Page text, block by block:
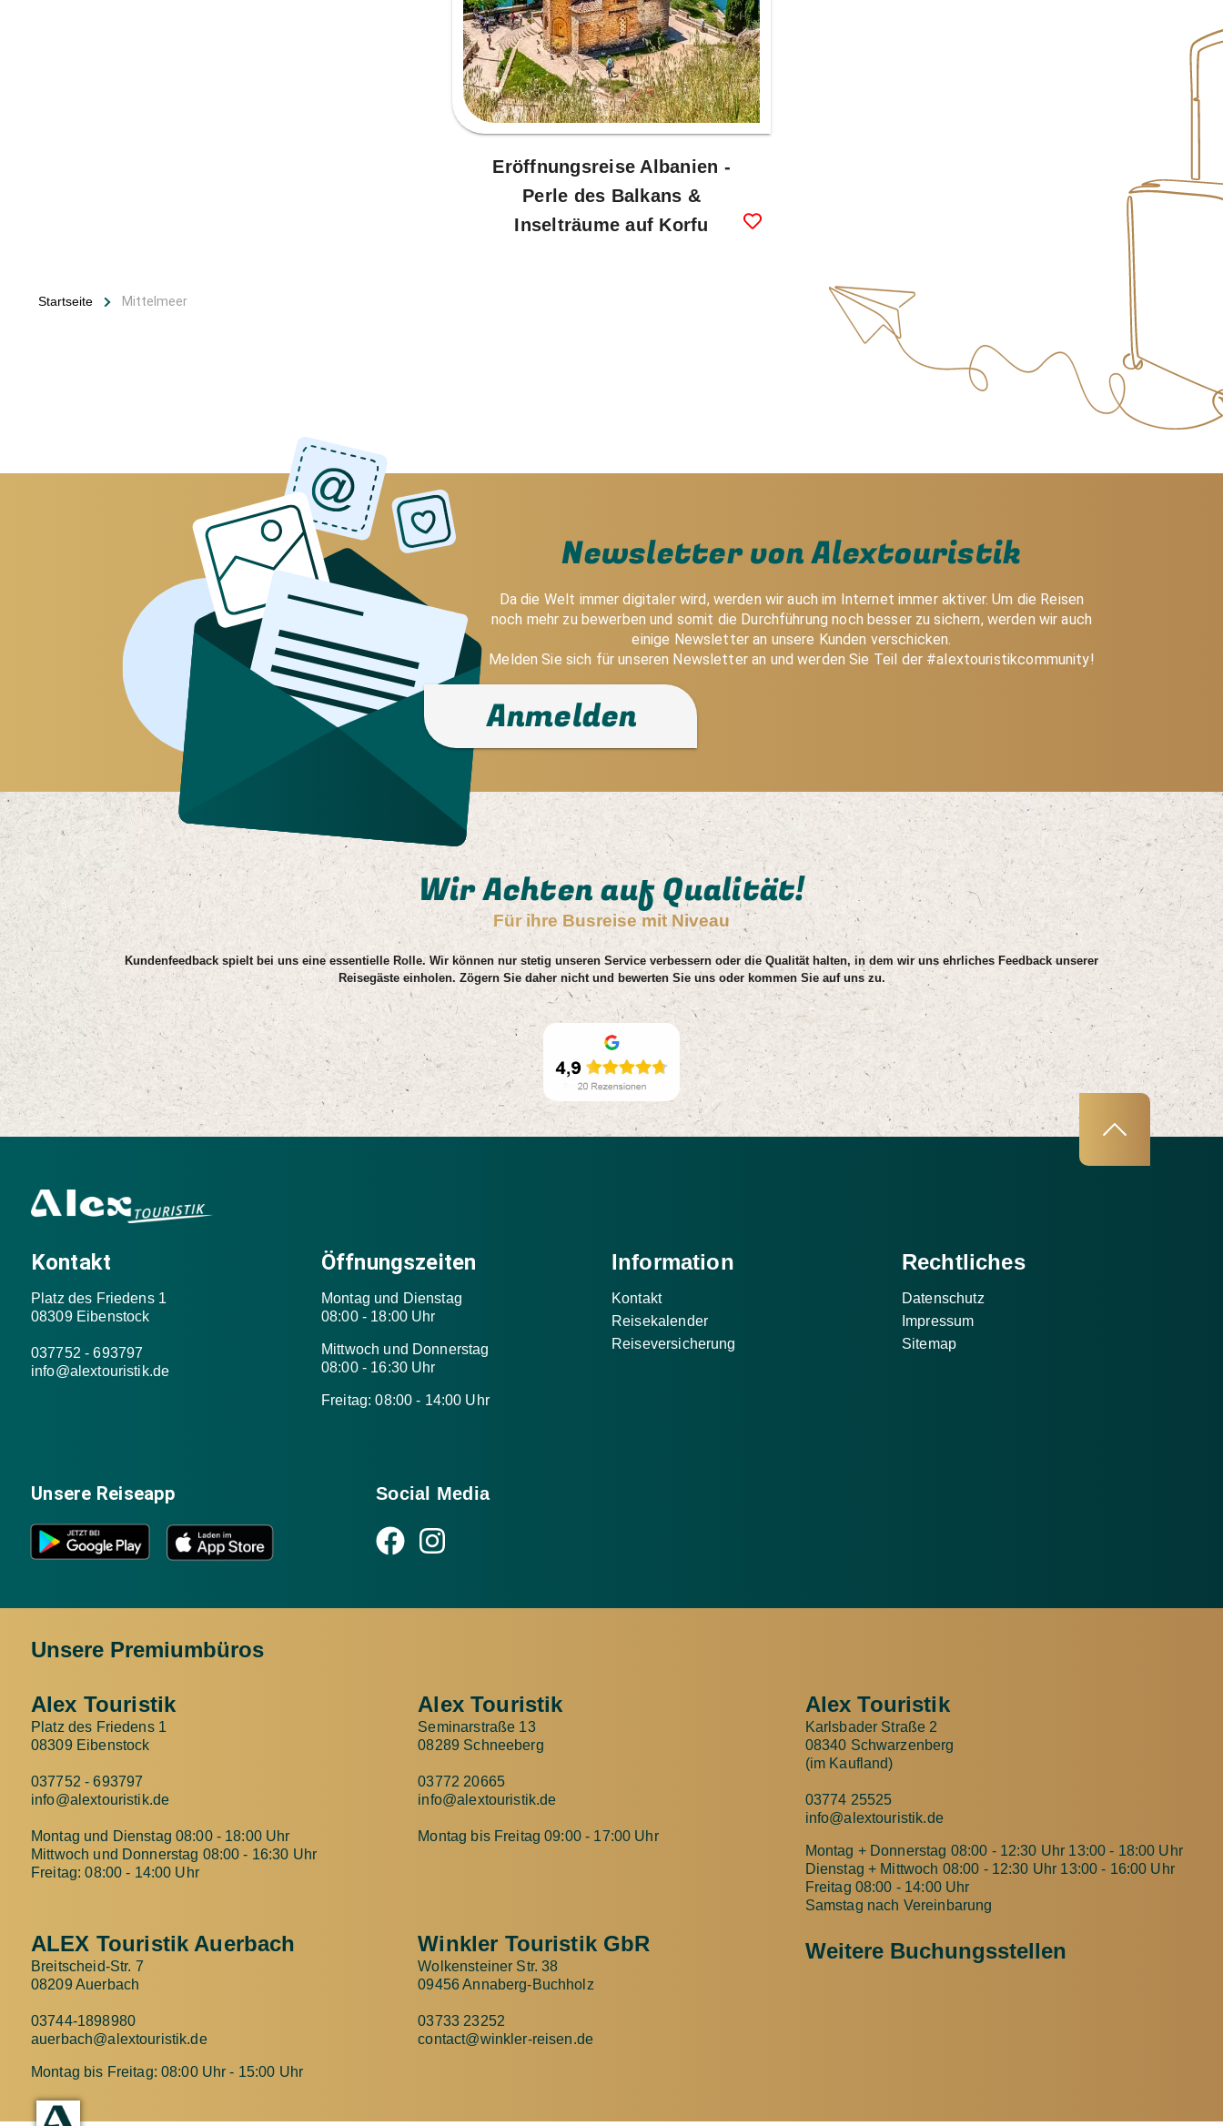
Eröffnungsreise Albanien -
Perle des Balkans &
Inselträume auf Korfu
Startseite Mittelmeer
Newsletter von Alextouristik
Da die Welt immer digitaler wird, werden wir auch im Internet immer aktiver. Um die Reisen
noch mehr zu bewerben und somit die Durchführung noch besser zu sichern, werden wir auch
einige Newsletter an unsere Kunden verschicken.
Melden Sie sich für unseren Newsletter an und werden Sie Teil der #alextouristikcommunity!
Anmelden
Wir Achten auf Qualität!
Für ihre Busreise mit Niveau
Kundenfeedback spielt bei uns eine essentielle Rolle. Wir können nur stetig unseren Service verbessern oder die Qualität halten, in dem wir uns ehrliches Feedback unserer
Reisegäste einholen. Zögern Sie daher nicht und bewerten Sie uns oder kommen Sie auf uns zu.
Kontakt
Platz des Friedens 1
08309 Eibenstock
037752 - 693797
info@alextouristik.de
Öffnungszeiten
Montag und Dienstag
08:00 - 18:00 Uhr
Mittwoch und Donnerstag
08:00 - 16:30 Uhr
Freitag: 08:00 - 14:00 Uhr
Information
Kontakt
Reisekalender
Reiseversicherung
Rechtliches
Datenschutz
Impressum
Sitemap
Unsere Reiseapp Social Media
Unsere Premiumbüros
Alex Touristik
Platz des Friedens 1
08309 Eibenstock
037752 - 693797
info@alextouristik.de
Montag und Dienstag 08:00 - 18:00 Uhr
Mittwoch und Donnerstag 08:00 - 16:30 Uhr
Freitag: 08:00 - 14:00 Uhr
Alex Touristik
Seminarstraße 13
08289 Schneeberg
03772 20665
info@alextouristik.de
Montag bis Freitag 09:00 - 17:00 Uhr
Alex Touristik
Karlsbader Straße 2
08340 Schwarzenberg
(im Kaufland)
03774 25525
info@alextouristik.de
Montag + Donnerstag 08:00 - 12:30 Uhr 13:00 - 18:00 Uhr
Dienstag + Mittwoch 08:00 - 12:30 Uhr 13:00 - 16:00 Uhr
Freitag 08:00 - 14:00 Uhr
Samstag nach Vereinbarung
ALEX Touristik Auerbach
Breitscheid-Str. 7
08209 Auerbach
03744-1898980
auerbach@alextouristik.de
Montag bis Freitag: 08:00 Uhr - 15:00 Uhr
Winkler Touristik GbR
Wolkensteiner Str. 38
09456 Annaberg-Buchholz
03733 23252
contact@winkler-reisen.de
Weitere Buchungsstellen